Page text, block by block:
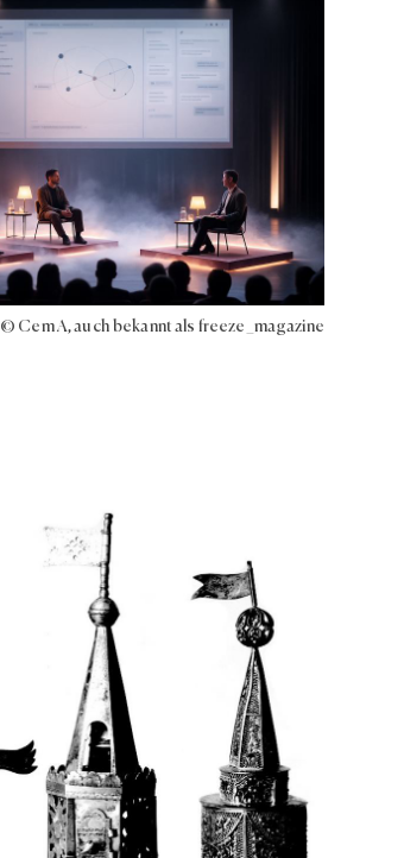
© Cem A, auch bekannt als freeze_magazine